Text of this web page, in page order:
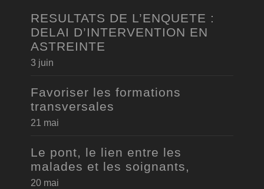
RESULTATS DE L’ENQUETE :
DELAI D’INTERVENTION EN
ASTREINTE
3 juin
Favoriser les formations
transversales
21 mai
Le pont, le lien entre les
malades et les soignants,
20 mai